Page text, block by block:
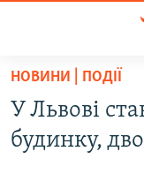
Перейти
основного
матеріалу
Перейти
ВСЕ ЗА ДОБУ
СТАТТІ
НОВИНИ | ПОДІЇ
У Львові
будинку,